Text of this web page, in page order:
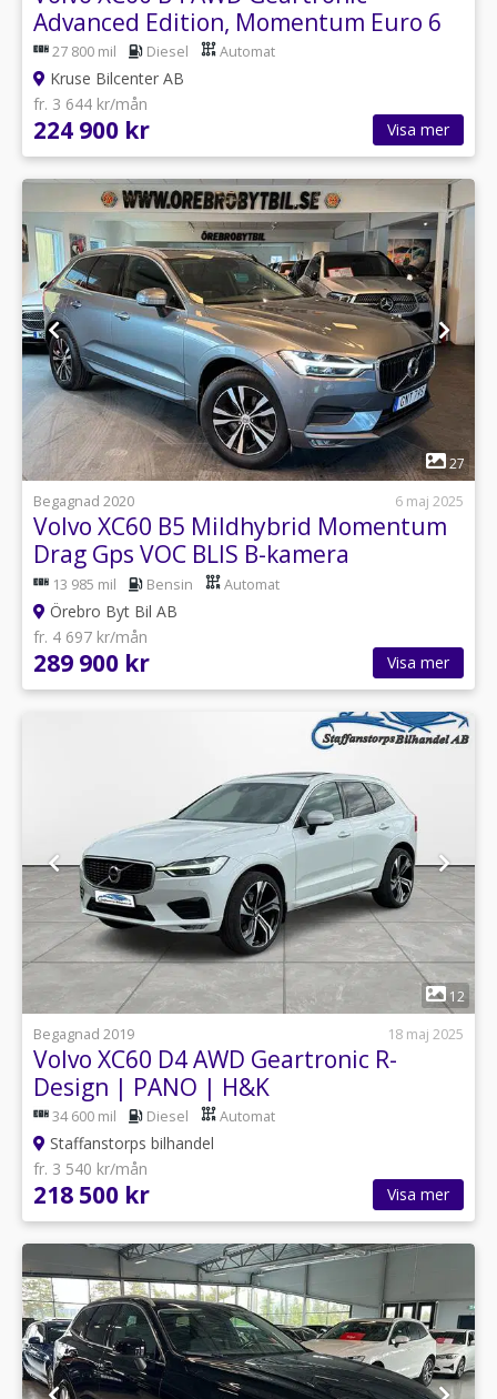
Advanced Edition, Momentum Euro 6
27 800 mil Diesel Automat
Kruse Bilcenter AB
fr. 3 644 kr/mån
224 900 kr Visa mer
1
27
Begagnad 2020
6 maj 2025
Volvo XC60 B5 Mildhybrid Momentum
Drag Gps VOC BLIS B-kamera
13 985 mil Bensin Automat
Örebro Byt Bil AB
fr. 4 697 kr/mån
289 900 kr Visa mer
12
Begagnad 2019
18 maj 2025
Volvo XC60 D4 AWD Geartronic R-
Design | PANO | H&K
34 600 mil Diesel Automat
Staffanstorps bilhandel
fr. 3 540 kr/mån
218 500 kr Visa mer